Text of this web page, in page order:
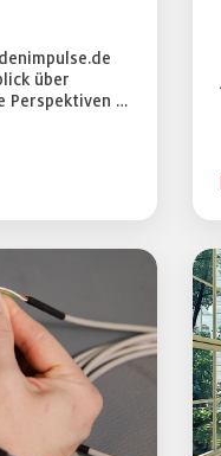
über
Perspektiven …